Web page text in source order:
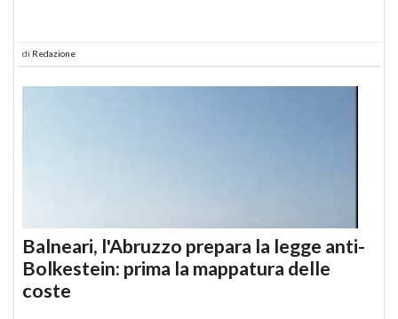
di Redazione
Balneari, l'Abruzzo prepara la legge anti-
Bolkestein: prima la mappatura delle
coste